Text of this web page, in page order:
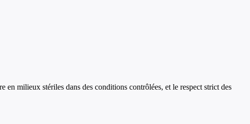
milieux stériles dans des conditions contrôlées, et le respect strict des